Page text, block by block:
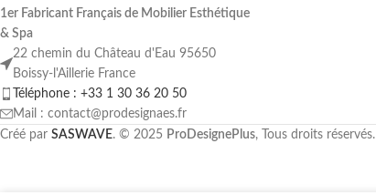
1er Fabricant Français de Mobilier Esthétique
& Spa
22 chemin du Château d'Eau 95650
Boissy-l'Aillerie France
Téléphone : +33 1 30 36 20 50
Mail : contact@prodesignaes.fr
Créé par SASWAVE. © 2025 ProDesignePlus, Tous droits réservés.